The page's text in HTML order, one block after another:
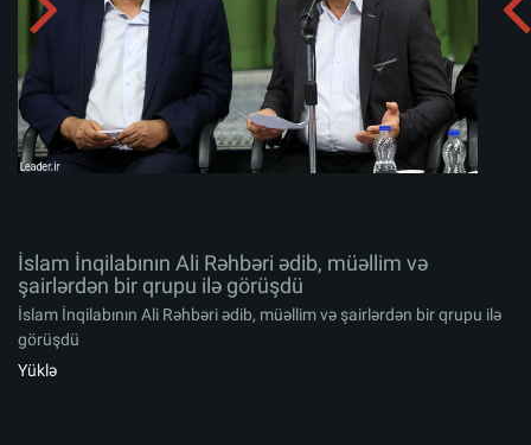
Albomu yüklə:
İslam İnqilabının Ali Rəhbəri ədib, müəllim və
şairlərdən bir qrupu ilə görüşdü
İslam İnqilabının Ali Rəhbəri ədib, müəllim və şairlərdən bir qrupu ilə
görüşdü
Yüklə